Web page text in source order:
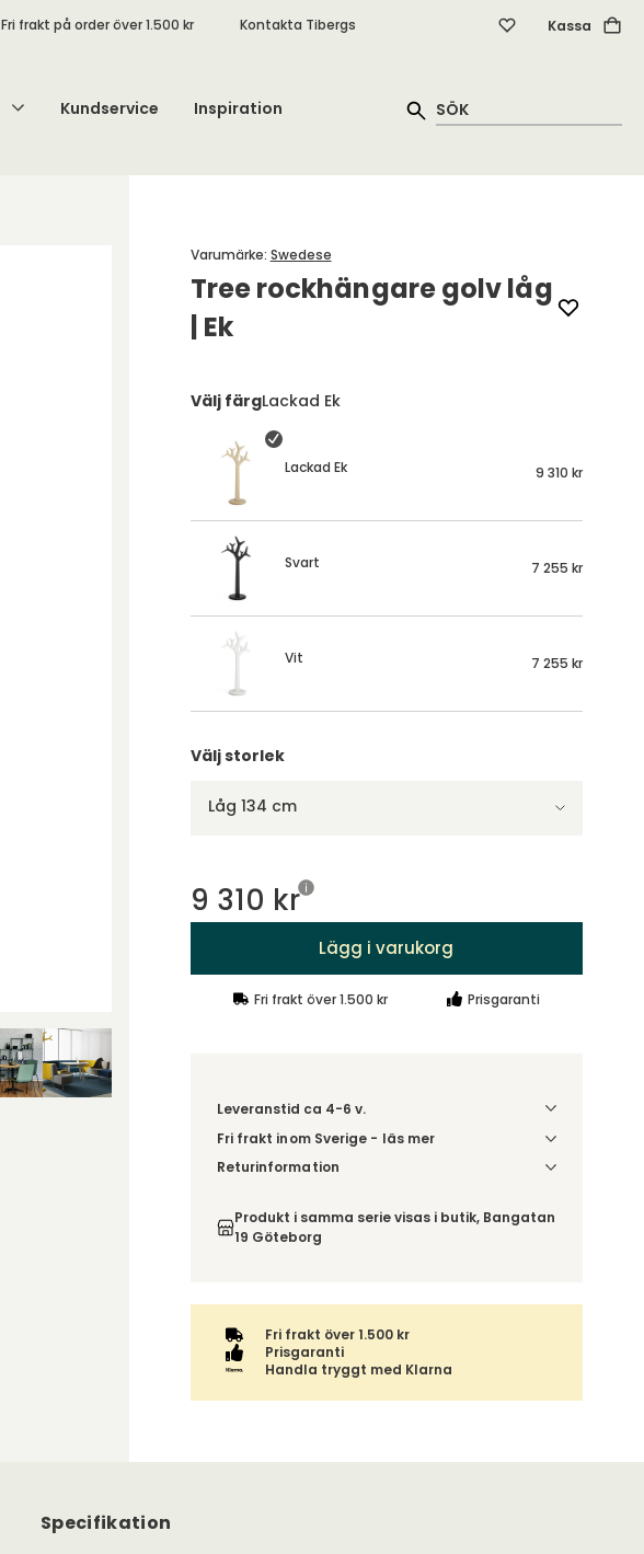
Fri frakt på order över 1.500 kr Kontakta Tibergs Kassa
Kundservice Inspiration
Tree rockhängare golv låg
| Ek
Varumärke: Swedese
Välj färgLackad Ek
Lackad Ek 9 310 kr
Svart 7 255 kr
Vit 7 255 kr
Välj storlek
Låg 134 cm
9 310 kr
Lägg i varukorg
Fri frakt över 1.500 kr Prisgaranti
Leveranstid ca 4-6 v.
Fri frakt inom Sverige - läs mer
Denna vara skickas till din port/tomtgräns. Innan
andra produkter skickas hela ordern tillsammans.
Returinformation
omfattas därför inte av ångerrätten.
Produkt i samma serie visas i butik, Bangatan
19 Göteborg
Fri frakt över 1.500 kr
Prisgaranti
Handla tryggt med Klarna
Specifikation